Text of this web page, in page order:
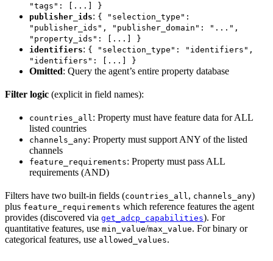
"tags": [...] }
publisher_ids: { "selection_type":
"publisher_ids", "publisher_domain": "...",
"property_ids": [...] }
identifiers: { "selection_type": "identifiers",
"identifiers": [...] }
Omitted: Query the agent’s entire property database
Filter logic (explicit in field names):
countries_all : Property must have feature data for ALL
listed countries
channels_any: Property must support ANY of the listed
channels
feature_requirements: Property must pass ALL
requirements (AND)
Filters have two built-in fields (countries_all , channels_any)
plus feature_requirements which reference features the agent
provides (discovered via get_adcp_capabilities). For
quantitative features, use min_value/max_value. For binary or
categorical features, use allowed_values.